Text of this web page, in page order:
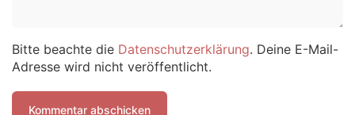
Bitte beachte die Datenschutzerklärung. Deine E-Mail-
Adresse wird nicht veröffentlicht.